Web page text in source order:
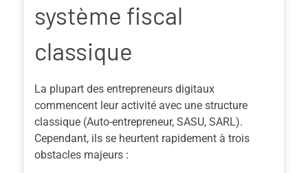
système fiscal
classique
La plupart des entrepreneurs digitaux
commencent leur activité avec une structure
classique (Auto-entrepreneur, SASU, SARL).
Cependant, ils se heurtent rapidement à trois
obstacles majeurs :